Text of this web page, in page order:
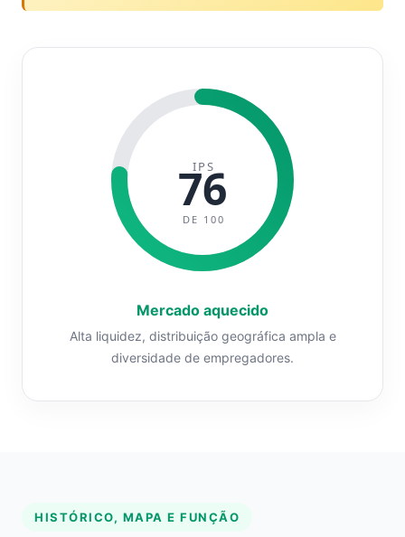
IPS
76
DE 100
Mercado aquecido
Alta liquidez, distribuição geográfica ampla e
diversidade de empregadores.
HISTÓRICO, MAPA E FUNÇÃO